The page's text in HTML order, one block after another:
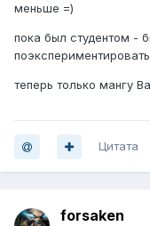
меньше =)
пока был студентом -
теперь только мангу
Цитата
forsaken